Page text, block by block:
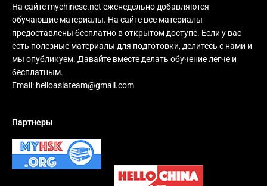
На сайте mychinese.net еженедельно добавляются
обучающие материалы. На сайте все материалы
предоставлены бесплатно в открытом доступе. Если у вас
есть полезные материалы для подготовки, делитесь с нами и
мы опубликуем. Давайте вместе делать обучение легче и
бесплатным.
Email: helloasiateam@gmail.com
Партнеры